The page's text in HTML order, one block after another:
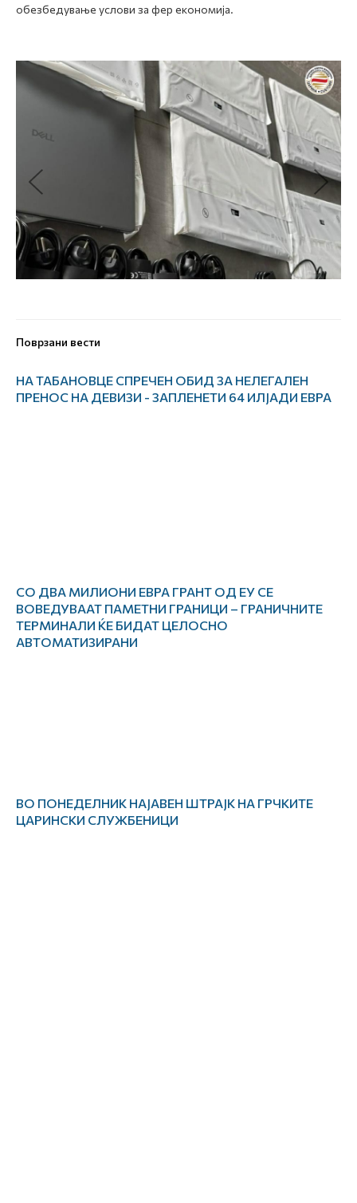
обезбедување услови за фер економија.
Поврзани вести
НА ТАБАНОВЦЕ СПРЕЧЕН ОБИД ЗА НЕЛЕГАЛЕН
ПРЕНОС НА ДЕВИЗИ - ЗАПЛЕНЕТИ 64 ИЛЈАДИ ЕВРА
СО ДВА МИЛИОНИ ЕВРА ГРАНТ ОД ЕУ СЕ
ВОВЕДУВААТ ПАМЕТНИ ГРАНИЦИ – ГРАНИЧНИТЕ
ТЕРМИНАЛИ ЌЕ БИДАТ ЦЕЛОСНО
АВТОМАТИЗИРАНИ
ВО ПОНЕДЕЛНИК НАЈАВЕН ШТРАЈК НА ГРЧКИТЕ
ЦАРИНСКИ СЛУЖБЕНИЦИ